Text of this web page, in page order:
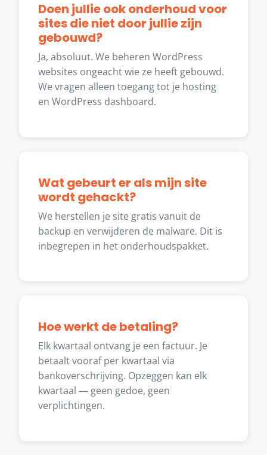
Doen jullie ook onderhoud voor
sites die niet door jullie zijn
gebouwd?
Ja, absoluut. We beheren WordPress
websites ongeacht wie ze heeft gebouwd.
We vragen alleen toegang tot je hosting
en WordPress dashboard.
Wat gebeurt er als mijn site
wordt gehackt?
We herstellen je site gratis vanuit de
backup en verwijderen de malware. Dit is
inbegrepen in het onderhoudspakket.
Hoe werkt de betaling?
Elk kwartaal ontvang je een factuur. Je
betaalt vooraf per kwartaal via
bankoverschrijving. Opzeggen kan elk
kwartaal — geen gedoe, geen
verplichtingen.